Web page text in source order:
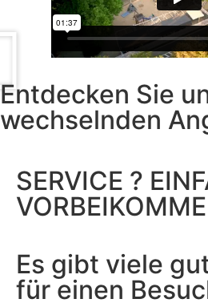
Entdecken Sie
wechselnden
SERVICE ?
Es gibt viele
für einen